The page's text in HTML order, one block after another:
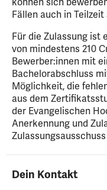
können sich
Fällen auch in
Für die Zulassung ist
von mindestens 210
Bewerber:innen mit
Bachelorabschluss
Möglichkeit, die
aus dem
der Evangelischen
Anerkennung und
Dein Kontakt